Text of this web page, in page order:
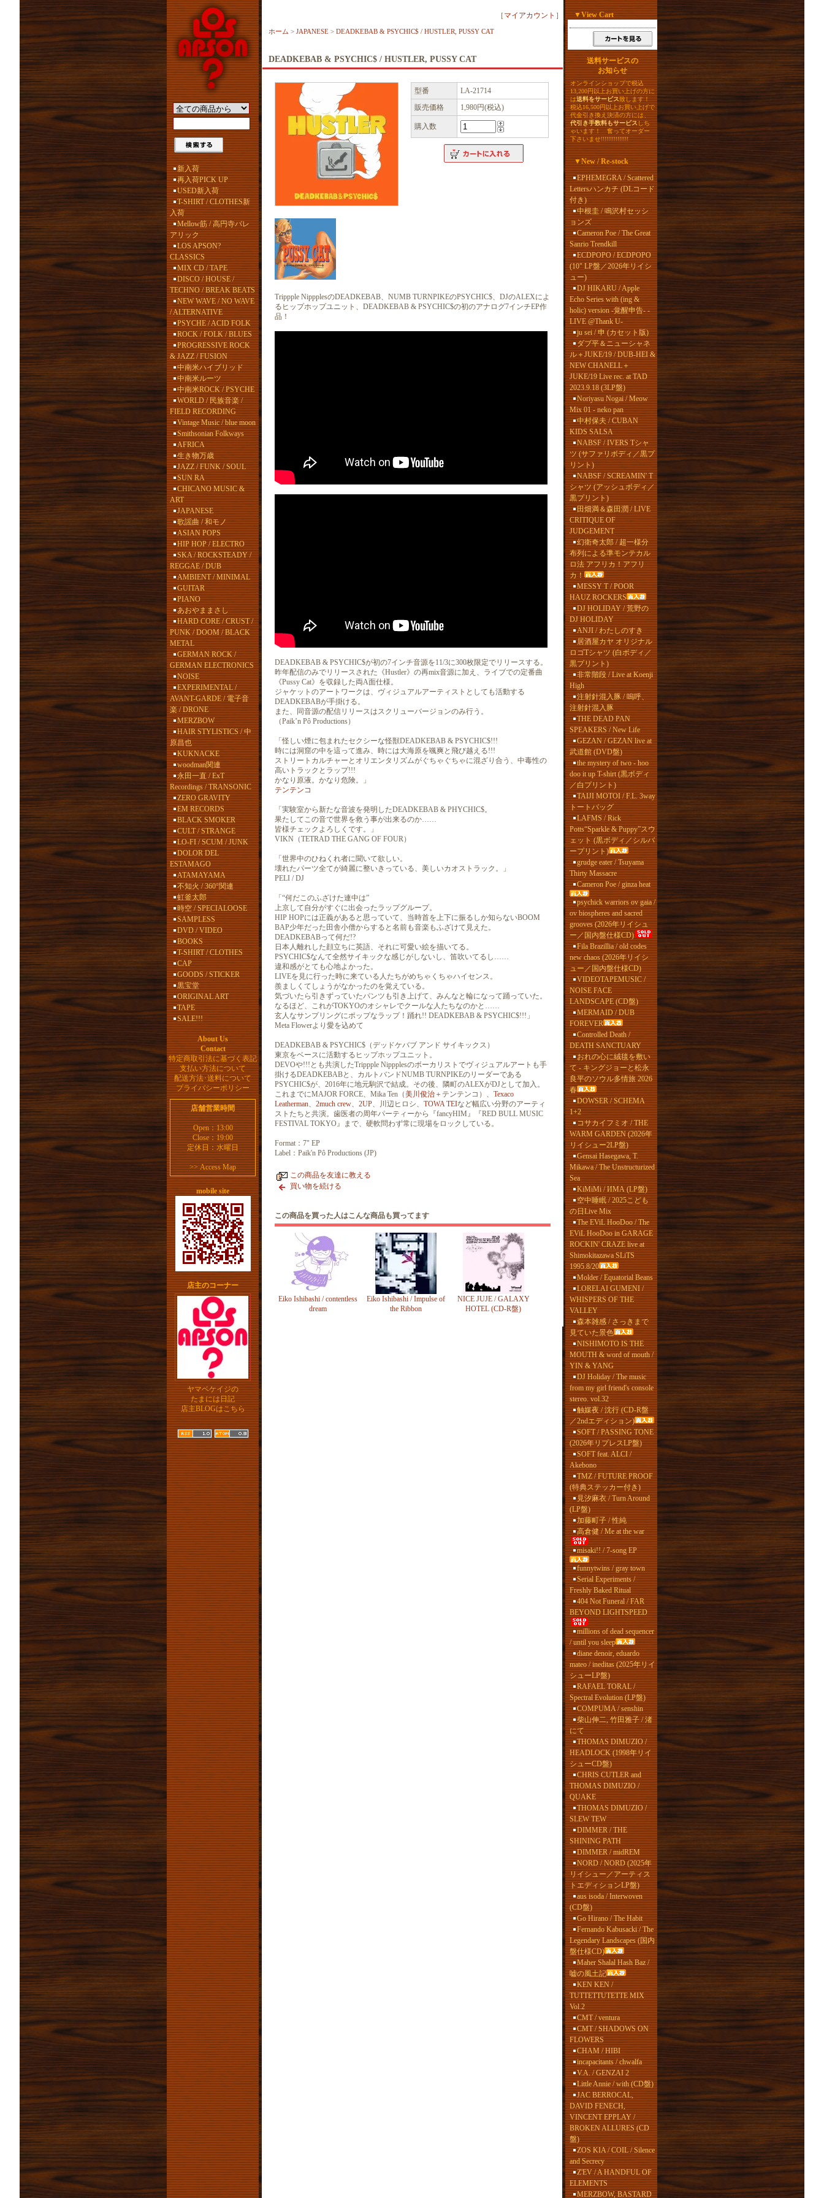
新入荷
再入荷PICK UP
USED新入荷
T-SHIRT / CLOTHES新
入荷
Mellow筋 / 高円寺バレ
アリック
LOS APSON?
CLASSICS
MIX CD / TAPE
DISCO / HOUSE /
TECHNO / BREAK BEATS
NEW WAVE / NO WAVE
/ ALTERNATIVE
PSYCHE / ACID FOLK
ROCK / FOLK / BLUES
PROGRESSIVE ROCK
& JAZZ / FUSION
中南米ハイブリッド
中南米ルーツ
中南米ROCK / PSYCHE
WORLD / 民族音楽 /
FIELD RECORDING
Vintage Music / blue moon
Smithsonian Folkways
AFRICA
生き物万歳
JAZZ / FUNK / SOUL
SUN RA
CHICANO MUSIC &
ART
JAPANESE
歌謡曲 / 和モノ
ASIAN POPS
HIP HOP / ELECTRO
SKA / ROCKSTEADY /
REGGAE / DUB
AMBIENT / MINIMAL
GUITAR
PIANO
あおやままさし
HARD CORE / CRUST /
PUNK / DOOM / BLACK
METAL
GERMAN ROCK /
GERMAN ELECTRONICS
NOISE
EXPERIMENTAL /
AVANT-GARDE / 電子音
楽 / DRONE
MERZBOW
HAIR STYLISTICS / 中
原昌也
KUKNACKE
woodman関連
永田一直 / ExT
Recordings / TRANSONIC
ZERO GRAVITY
EM RECORDS
BLACK SMOKER
CULT / STRANGE
LO-FI / SCUM / JUNK
DOLOR DEL
ESTAMAGO
ATAMAYAMA
不知火 / 360°関連
虹釜太郎
時空 / SPECIALOOSE
SAMPLESS
DVD / VIDEO
BOOKS
T-SHIRT / CLOTHES
CAP
GOODS / STICKER
黒宝堂
ORIGINAL ART
TAPE
SALE!!!
About Us
Contact
特定商取引法に基づく表記
支払い方法について
配送方法･送料について
プライバシーポリシー
店舗営業時間
Open：13:00
Close：19:00
定休日：水曜日
>>Access Map
mobile site
店主のコーナー
ヤマベケイジの
たまには日記
店主BLOGはこちら
［ マイアカウント ］
ホーム > JAPANESE > DEADKEBAB & PSYCHIC$ / HUSTLER, PUSSY CAT
DEADKEBAB & PSYCHIC$ / HUSTLER, PUSSY CAT
型番
LA-21714
販売価格
1,980円(税込)
購入数
Trippple NippplesのDEADKEBAB、NUMB TURNPIKEのPSYCHIC$、DJのALEXによ
るヒップホップユニット、DEADKEBAB & PSYCHIC$の初のアナログ7インチEP作
品！
DEADKEBAB & PSYCHIC$が初の7インチ音源を11/3に300枚限定でリリースする。
昨年配信のみでリリースされた《Hustler》の再mix音源に加え、ライブでの定番曲
《Pussy Cat》を収録した両A面仕様。
ジャケットのアートワークは、ヴィジュアルアーティストとしても活動する
DEADKEBABが手掛ける。
また、同音源の配信リリースはスクリューバージョンのみ行う。
（Paik’n Pô Productions）
「怪しい煙に包まれたセクシーな怪獣DEADKEBAB & PSYCHIC$!!!
時には洞窟の中を這って進み、時には大海原を颯爽と飛び越える!!!
ストリートカルチャーとオリエンタリズムがぐちゃぐちゃに混ざり合う、中毒性の
高いトラックとラップ!!!
かなり原液。かなり危険。」
テンテンコ
「実験室から新たな音波を発明したDEADKEBAB & PHYCHIC$。
果たしてこの音で世界を救う事が出来るのか……
皆様チェックよろしくです。」
VIKN（TETRAD THE GANG OF FOUR）
「世界中のひねくれ者に聞いて欲しい。
壊れたパーツ全てが綺麗に整いきっている、美しいカオストラック。」
PELI / DJ
「“何だこのふざけた連中は”
上京して自分がすぐに出会ったラップグループ。
HIP HOPには正義があると思っていて、当時首を上下に振るしか知らないBOOM
BAP少年だった田舎小僧からすると名前も音楽もふざけて見えた。
DEADKEBABって何だ!?
日本人離れした顔立ちに英語、それに可愛い絵を描いてる。
PSYCHIC$なんて全然サイキックな感じがしないし、笛吹いてるし……
違和感がとても心地よかった。
LIVEを見に行った時に来ている人たちがめちゃくちゃハイセンス。
羨ましくてしょうがなかったのを覚えている。
気づいたら引きずっていたパンツも引き上げて、みんなと輪になって踊っていた。
なるほど、これがTOKYOのオシャレでクールな人たちなのかと……
玄人なサンプリングにポップなラップ！踊れ!! DEADKEBAB & PSYCHIC$!!!」
Meta Flowerより愛を込めて
DEADKEBAB & PSYCHIC$（デッドケバブ アンド サイキックス）
東京をベースに活動するヒップホップユニット。
DEVOや!!!とも共演したTrippple Nippplesのボーカリストでヴィジュアルアートも手
掛けるDEADKEBABと、カルトバンドNUMB TURNPIKEのリーダーである
PSYCHIC$が、2016年に地元駒沢で結成。その後、隣町のALEXがDJとして加入。
これまでにMAJOR FORCE、Mika Ten（美川俊治 ＋テンテンコ）、 Texaco
Leatherman、 2much crew、 2UP、川辺ヒロシ、 TOWA TEIなど幅広い分野のアーティ
ストたちと共演。歯医者の周年パーティーから『fancyHIM』『RED BULL MUSIC
FESTIVAL TOKYO』まで、硬軟問わず常に現場をロックしている。
Format：7" EP
Label：Paik'n Pô Productions (JP)
この商品を友達に教える
買い物を続ける
この商品を買った人はこんな商品も買ってます
Eiko Ishibashi / contentless
dream
Eiko Ishibashi / Impulse of
the Ribbon
NICE JUJE / GALAXY
HOTEL (CD-R盤)
▼View Cart
送料サービスの
お知らせ
オンラインショップで税込
13,200円以上お買い上げの方に
は送料をサービス致します！
税込16,500円以上お買い上げで
代金引き換え決済の方には、
代引き手数料もサービスしち
ゃいます！ 奮ってオーダー
下さいませ!!!!!!!!!!!!!!!
▼New / Re-stock
EPHEMEGRA / Scattered
Lettersハンカチ (DLコード
付き)
中根圭 / 鳴沢村セッシ
ョンズ
Cameron Poe / The Great
Sanrio Trendkill
ECDPOPO / ECDPOPO
(10" LP盤／2026年リイシ
ュー)
DJ HIKARU / Apple
Echo Series with (ing &
holic) version -覚醒申告- -
LIVE @Thank U-
ju sei / 申 (カセット版)
ダブ平＆ニューシャネ
ル＋JUKE/19 / DUB-HEI &
NEW CHANELL＋
JUKE/19 Live rec. at TAD
2023.9.18 (3LP盤)
Noriyasu Nogai / Meow
Mix 01 - neko pan
中村保夫 / CUBAN
KIDS SALSA
NABSF / IVERS Tシャ
ツ (サファリボディ／黒プ
リント)
NABSF / SCREAMIN' T
シャツ (アッシュボディ／
黒プリント)
田畑満＆森田潤 / LIVE
CRITIQUE OF
JUDGEMENT
幻衛奇太郎 / 超一様分
布列による準モンテカル
ロ法 アフリカ！アフリ
カ！
MESSY T / POOR
HAUZ ROCKERS
DJ HOLIDAY / 荒野の
DJ HOLIDAY
ANJI / わたしのすき
居酒屋カヤ オリジナル
ロゴTシャツ (白ボディ／
黒プリント)
非常階段 / Live at Koenji
High
注射針混入豚 / 嗚呼、
注射針混入豚
THE DEAD PAN
SPEAKERS / New Life
GEZAN / GEZAN live at
武道館 (DVD盤)
the mystery of two - hoo
doo it up T-shirt (黒ボディ
／白プリント)
TAIJI MOTOI / F.L. 3way
トートバッグ
LAFMS / Rick
Potts“Sparkle & Puppy”スウ
ェット (黒ボディ／シルバ
ープリント)
grudge eater / Tsuyama
Thirty Massacre
Cameron Poe / ginza heat
psychick warriors ov gaia /
ov biospheres and sacred
grooves (2026年リイシュ
ー／国内盤仕様CD)
Fila Brazillia / old codes
new chaos (2026年リイシ
ュー／国内盤仕様CD)
VIDEOTAPEMUSIC /
NOISE FACE
LANDSCAPE (CD盤)
MERMAID / DUB
FOREVER
Controlled Death /
DEATH SANCTUARY
おれの心に絨毯を敷い
て - キングジョーと松永
良平のソウル多情旅 2026
春
DOWSER / SCHEMA
1+2
コサカイフミオ / THE
WARM GARDEN (2026年
リイシュー2LP盤)
Gensai Hasegawa, T.
Mikawa / The Unstructurized
Sea
KiMiMi / ИМА (LP盤)
空中睡眠 / 2025こども
の日Live Mix
The EViL HooDoo / The
EViL HooDoo in GARAGE
ROCKIN' CRAZE live at
Shimokitazawa SLiTS
1995.8/20
Molder / Equatorial Beans
LORELAI GUMENI /
WHISPERS OF THE
VALLEY
森本雑感 / さっきまで
見ていた景色
NISHIMOTO IS THE
MOUTH & word of mouth /
YIN & YANG
DJ Holiday / The music
from my girl friend's console
stereo. vol.32
触媒夜 / 沈行 (CD-R盤
／2ndエディション)
SOFT / PASSING TONE
(2026年リプレスLP盤)
SOFT feat. ALCI /
Akebono
TMZ / FUTURE PROOF
(特典ステッカー付き)
見汐麻衣 / Turn Around
(LP盤)
加藤町子 / 性純
高倉健 / Me at the war
misaki!! / 7-song EP
funnytwins / gray town
Serial Experiments /
Freshly Baked Ritual
404 Not Funeral / FAR
BEYOND LIGHTSPEED
millions of dead sequencer
/ until you sleep
diane denoir, eduardo
mateo / ineditas (2025年リイ
シューLP盤)
RAFAEL TORAL /
Spectral Evolution (LP盤)
COMPUMA / senshin
柴山伸二, 竹田雅子 / 渚
にて
THOMAS DIMUZIO /
HEADLOCK (1998年リイ
シューCD盤)
CHRIS CUTLER and
THOMAS DIMUZIO /
QUAKE
THOMAS DIMUZIO /
SLEW TEW
DIMMER / THE
SHINING PATH
DIMMER / midREM
NORD / NORD (2025年
リイシュー／アーティス
トエディションLP盤)
aus isoda / Interwoven
(CD盤)
Go Hirano / The Habit
Fernando Kabusacki / The
Legendary Landscapes (国内
盤仕様CD)
Maher Shalal Hash Baz /
嘘の風土記
KEN KEN /
TUTTETTUTETTE MIX
Vol.2
CMT / ventura
CMT / SHADOWS ON
FLOWERS
CHAM / HIBI
incapacitants / chwalfa
V.A. / GENZAI 2
Little Annie / with (CD盤)
JAC BERROCAL,
DAVID FENECH,
VINCENT EPPLAY /
BROKEN ALLURES (CD
盤)
ZOS KIA / COIL / Silence
and Secrecy
Z'EV / A HANDFUL OF
ELEMENTS
MERZBOW, BASTARD